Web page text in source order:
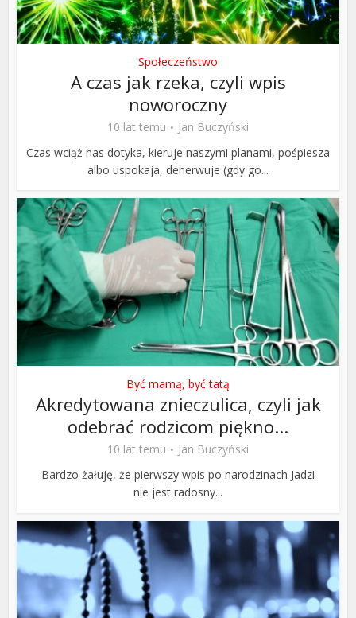
Społeczeństwo
A czas jak rzeka, czyli wpis
noworoczny
10 lat temu
Jan Buczyński
Czas wciąż nas dotyka, kieruje naszymi planami, pośpiesza
albo uspokaja, denerwuje (gdy go...
Być mamą, być tatą
Akredytowana znieczulica, czyli jak
odebrać rodzicom piękno...
10 lat temu
Jan Buczyński
Bardzo żałuję, że pierwszy wpis po narodzinach Jadzi
nie jest radosny...